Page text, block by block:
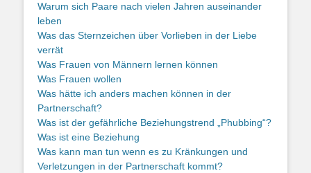
Warum sich Paare nach vielen Jahren auseinander
leben
Was das Sternzeichen über Vorlieben in der Liebe
verrät
Was Frauen von Männern lernen können
Was Frauen wollen
Was hätte ich anders machen können in der
Partnerschaft?
Was ist der gefährliche Beziehungstrend „Phubbing“?
Was ist eine Beziehung
Was kann man tun wenn es zu Kränkungen und
Verletzungen in der Partnerschaft kommt?